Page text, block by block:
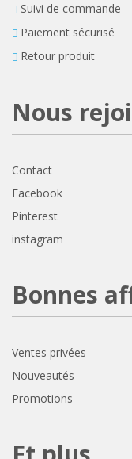
Suivi de commande
Paiement sécurisé
Retour produit
Nous
Contact
Facebook
Pinterest
instagram
Bonnes
Ventes privées
Nouveautés
Promotions